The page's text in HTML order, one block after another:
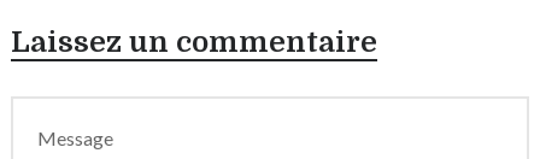
Laissez un commentaire